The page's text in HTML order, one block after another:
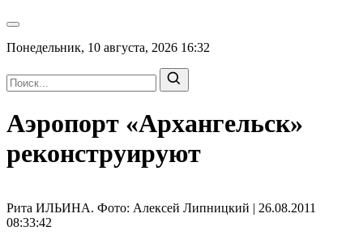
Понедельник, 10 августа, 2026 16:32
Аэропорт «Архангельск»
реконструируют
Рита ИЛЬИНА. Фото: Алексей Липницкий | 26.08.2011
08:33:42